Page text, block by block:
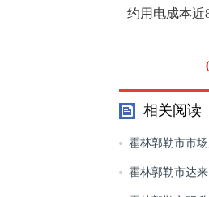
约用电成本近
相关阅读
霍林郭勒市市
实工作推进会
霍林郭勒市达